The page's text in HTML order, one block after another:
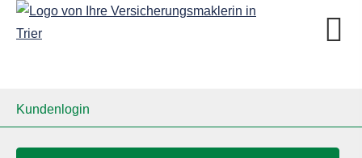
Kundenlogin